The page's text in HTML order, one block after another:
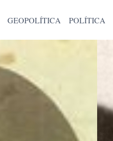
GEOPOLÍTICA POLÍTICA